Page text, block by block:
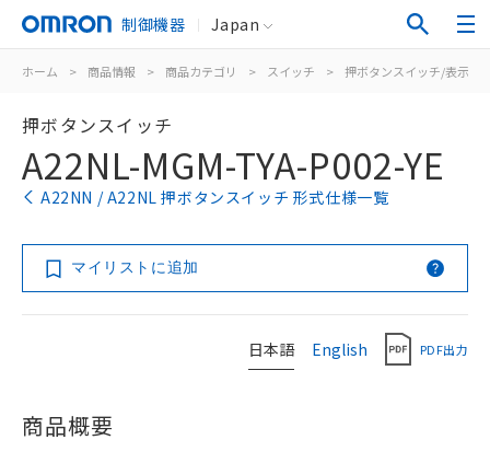
制御機器 Japan
ホーム > 商品情報 > 商品カテゴリ > スイッチ > 押ボタンスイッチ/表示灯
押ボタンスイッチ
A22NL-MGM-TYA-P002-YE
A22NN / A22NL 押ボタンスイッチ 形式仕様一覧
マイリストに追加
日本語 English PDF出力
商品概要